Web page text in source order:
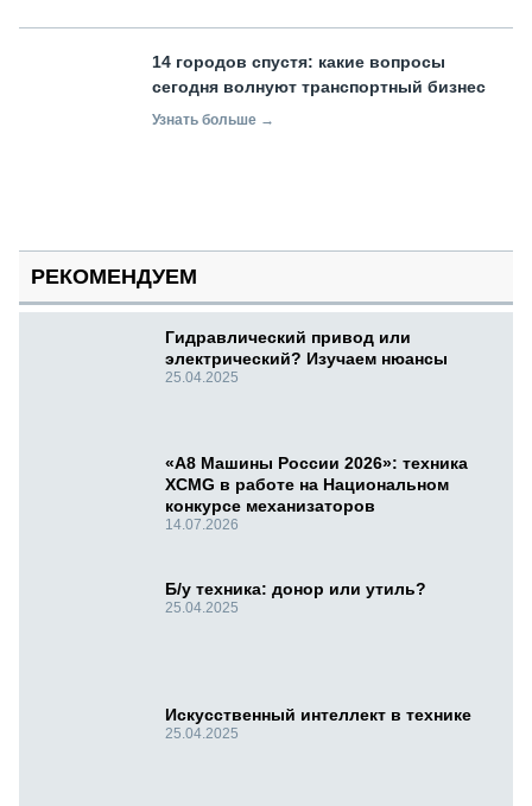
14 городов спустя: какие вопросы
сегодня волнуют транспортный бизнес
Узнать больше →
РЕКОМЕНДУЕМ
Гидравлический привод или
электрический? Изучаем нюансы
25.04.2025
«А8 Машины России 2026»: техника
XCMG в работе на Национальном
конкурсе механизаторов
14.07.2026
Б/у техника: донор или утиль?
25.04.2025
Искусственный интеллект в технике
25.04.2025